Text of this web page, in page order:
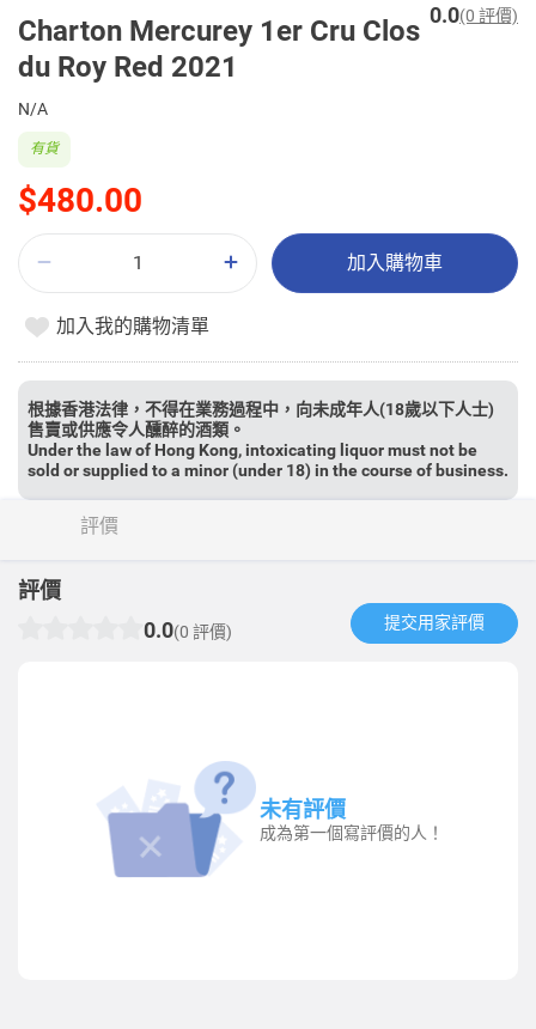
Charton Mercurey 1er Cru Clos
du Roy Red 2021
0.0(0 評價)
N/A
$480.00
有貨
加入購物車
加入我的購物清單
根據香港法律，不得在業務過程中，向未成年人(18歲以下人士)
售賣或供應令人醺醉的酒類。
Under the law of Hong Kong, intoxicating liquor must not be
sold or supplied to a minor (under 18) in the course of business.
評價
評價
0.0(0 評價) 提交用家評價​
未有評價
成為第一個寫評價的人！